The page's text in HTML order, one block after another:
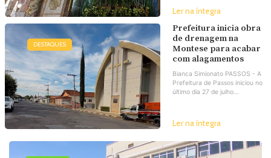
Ler na íntegra
DESTAQUES
Prefeitura inicia obra
de drenagem na
Montese para acabar
com alagamentos
Bianca Simionato PASSOS - A
Prefeitura de Passos iniciou no
último dia 27 de julho...
Ler na íntegra